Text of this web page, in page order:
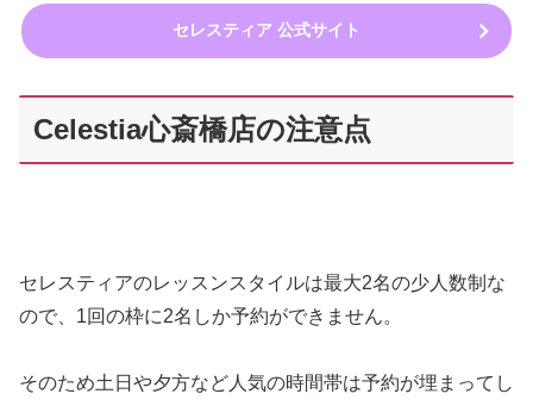
セレスティア 公式サイト
Celestia心斎橋店の注意点
セレスティアのレッスンスタイルは最大2名の少人数制な
ので、1回の枠に2名しか予約ができません。
そのため土日や夕方など人気の時間帯は予約が埋まってし